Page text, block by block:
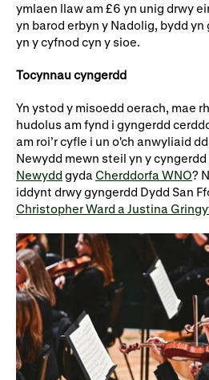
ymlaen llaw am £6 yn unig drwy
yn barod erbyn y Nadolig, bydd yn
yn y cyfnod cyn y sioe.
Tocynnau cyngerdd
Yn ystod y misoedd oerach, mae
hudolus am fynd i gyngerdd
am roi’r cyfle i un o'ch anwyliaid
Newydd mewn steil yn y cyngerdd
Newydd gyda Cherddorfa WNO?
iddynt drwy gyngerdd Dydd San
Christopher Ward a Justina